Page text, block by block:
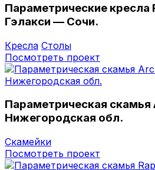
Параметрические
Гэлакси — Сочи.
Кресла Столы
Посмотреть проект
Параметрическая скамья
Нижегородская обл.
Скамейки
Посмотреть проект